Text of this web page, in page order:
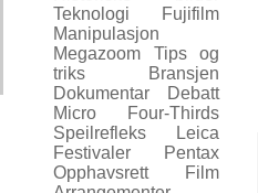
Teknologi
Fujifilm
Manipulasjon
Megazoom
Tips og
triks
Bransjen
Dokumentar
Debatt
Micro Four-Thirds
Speilrefleks
Leica
Festivaler
Pentax
Opphavsrett
Film